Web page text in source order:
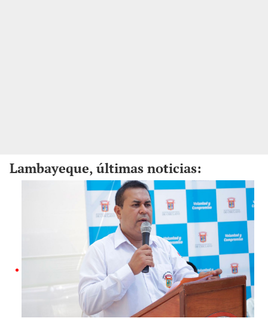
Lambayeque, últimas noticias: